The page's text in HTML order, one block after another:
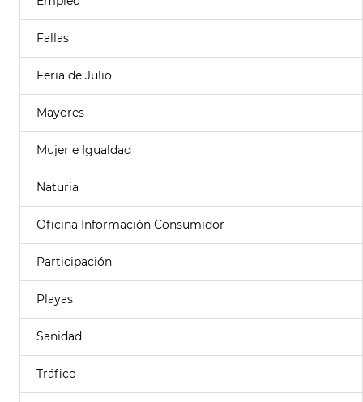
Fallas
Feria de Julio
Mayores
Mujer e Igualdad
Naturia
Oficina Información Consumidor
Participación
Playas
Sanidad
Tráfico